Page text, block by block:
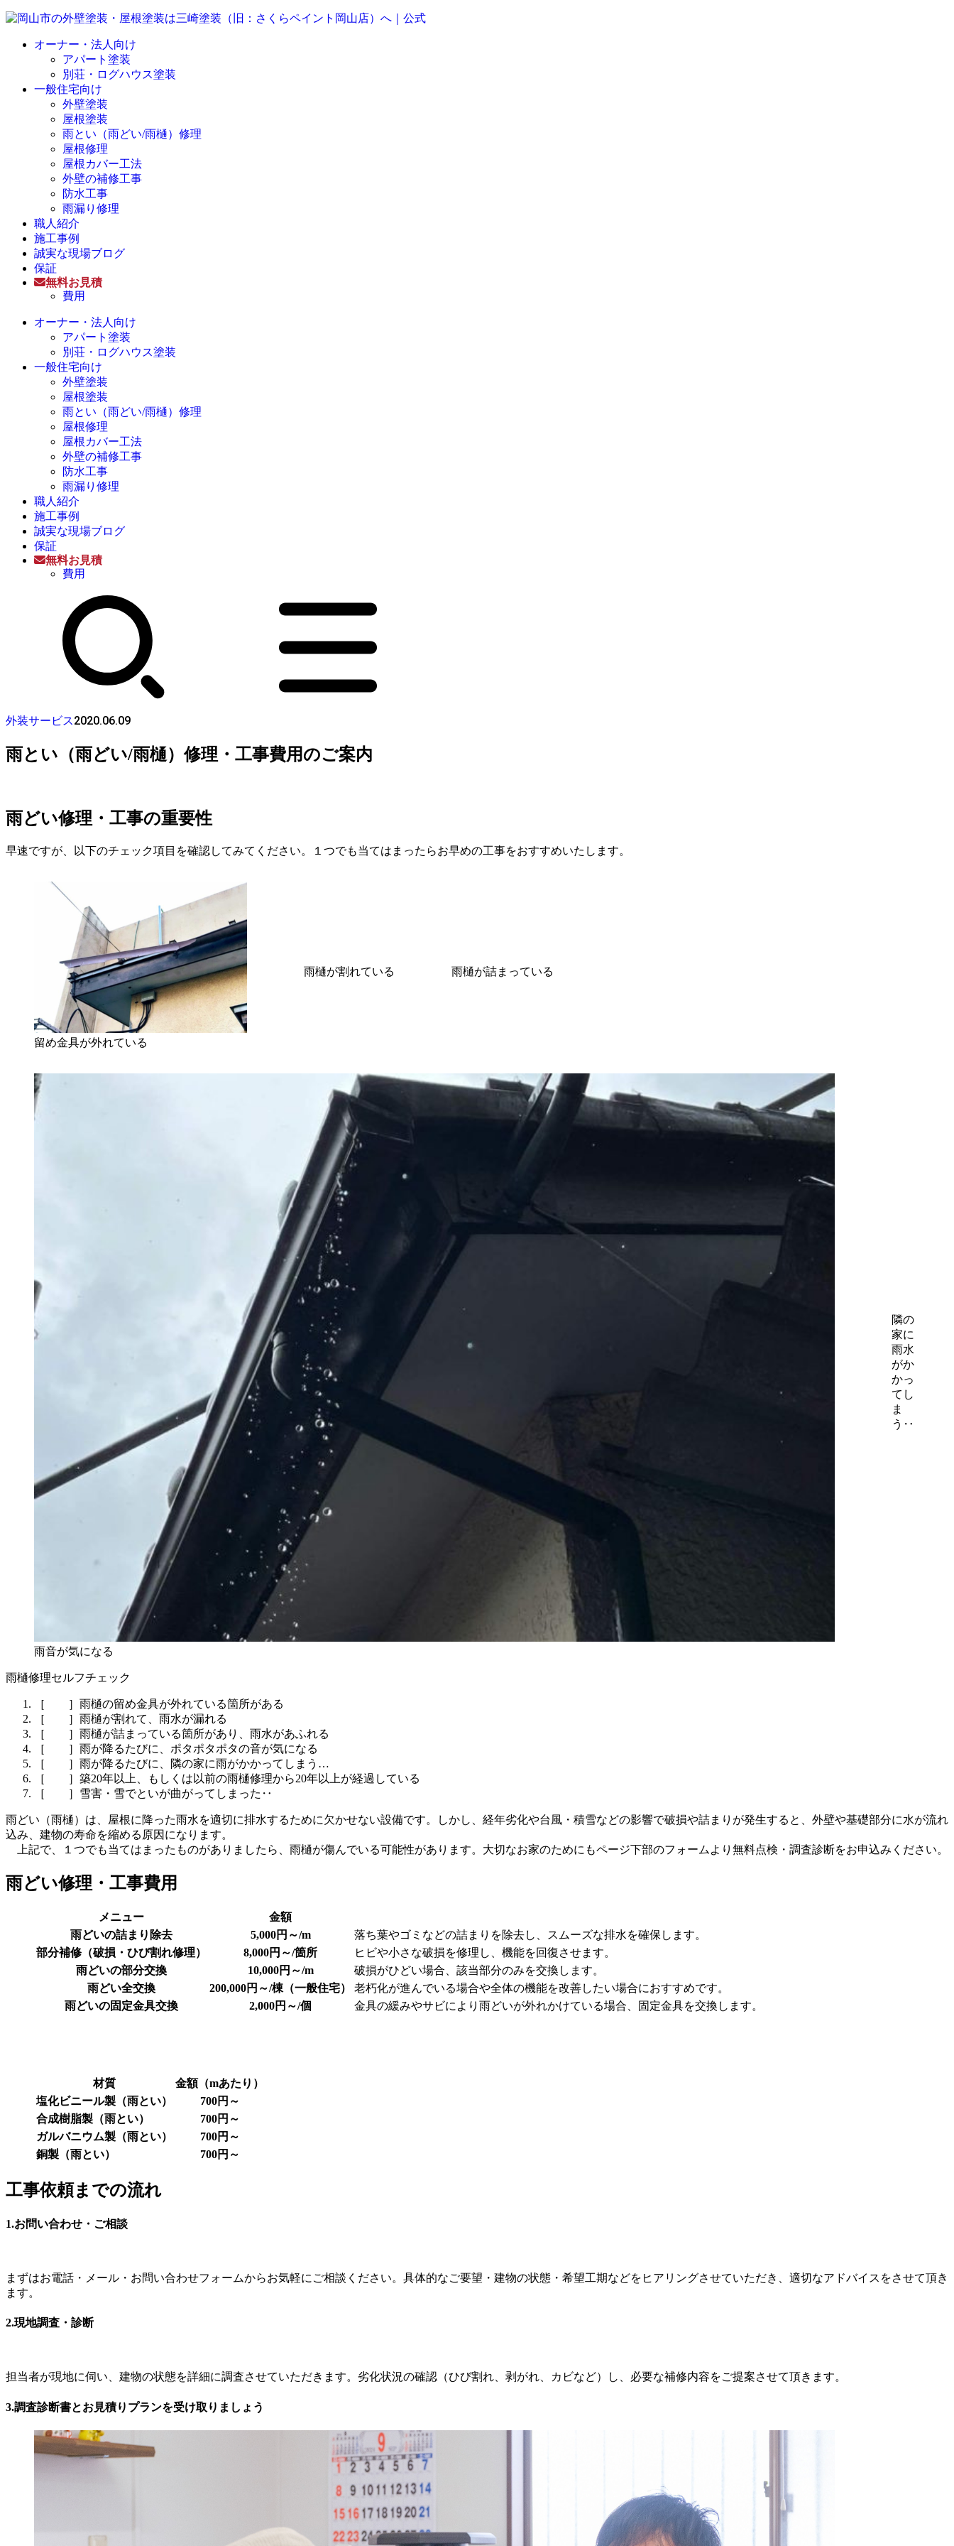
オーナー・法人向け
アパート塗装
別荘・ログハウス塗装
一般住宅向け
外壁塗装
屋根塗装
雨とい（雨どい/雨樋）修理
屋根修理
屋根カバー工法
外壁の補修工事
防水工事
雨漏り修理
職人紹介
施工事例
誠実な現場ブログ
保証
無料お見積
費用
オーナー・法人向け
アパート塗装
別荘・ログハウス塗装
一般住宅向け
外壁塗装
屋根塗装
雨とい（雨どい/雨樋）修理
屋根修理
屋根カバー工法
外壁の補修工事
防水工事
雨漏り修理
職人紹介
施工事例
誠実な現場ブログ
保証
無料お見積
費用
外装サービス2020.06.09
雨とい（雨どい/雨樋）修理・工事費用のご案内
雨どい修理・工事の重要性
早速ですが、以下のチェック項目を確認してみてください。１つでも当てはまったらお早めの工事をおすすめいたします。
留め金具が外れている
雨樋が割れている 雨樋が詰まっている
雨音が気になる
隣の
家に
雨水
がか
かっ
てし
ま
う‥
雨樋修理セルフチェック
［ ］雨樋の留め金具が外れている箇所がある
［ ］雨樋が割れて、雨水が漏れる
［ ］雨樋が詰まっている箇所があり、雨水があふれる
［ ］雨が降るたびに、ポタポタポタの音が気になる
［ ］雨が降るたびに、隣の家に雨がかかってしまう…
［ ］築20年以上、もしくは以前の雨樋修理から20年以上が経過している
［ ］雪害・雪でといが曲がってしまった‥
雨どい（雨樋）は、屋根に降った雨水を適切に排水するために欠かせない設備です。しかし、経年劣化や台風・積雪などの影響で破損や詰まりが発生すると、外壁や基礎部分に水が流れ
込み、建物の寿命を縮める原因になります。
上記で、１つでも当てはまったものがありましたら、雨樋が傷んでいる可能性があります。大切なお家のためにもページ下部のフォームより無料点検・調査診断をお申込みください。
雨どい修理・工事費用
メニュー
金額
雨どいの詰まり除去
5,000円～/m
落ち葉やゴミなどの詰まりを除去し、スムーズな排水を確保します。
部分補修（破損・ひび割れ修理）
8,000円～/箇所
ヒビや小さな破損を修理し、機能を回復させます。
雨どいの部分交換
10,000円～/m
破損がひどい場合、該当部分のみを交換します。
雨どい全交換
200,000円～/棟（一般住宅）
老朽化が進んでいる場合や全体の機能を改善したい場合におすすめです。
雨どいの固定金具交換
2,000円～/個 金具の緩みやサビにより雨どいが外れかけている場合、固定金具を交換します。
材質
金額（mあたり）
塩化ビニール製（雨とい）
700円～
合成樹脂製（雨とい）
700円～
ガルバニウム製（雨とい）
700円～
銅製（雨とい）
700円～
工事依頼までの流れ
1.お問い合わせ・ご相談
まずはお電話・メール・お問い合わせフォームからお気軽にご相談ください。具体的なご要望・建物の状態・希望工期などをヒアリングさせていただき、適切なアドバイスをさせて頂き
ます。
2.現地調査・診断
担当者が現地に伺い、建物の状態を詳細に調査させていただきます。劣化状況の確認（ひび割れ、剥がれ、カビなど）し、必要な補修内容をご提案させて頂きます。
3.調査診断書とお見積りプランを受け取りましょう